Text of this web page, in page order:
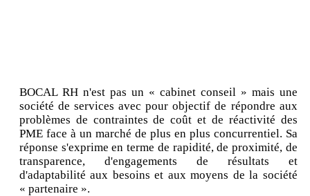
BOCAL RH n'est pas un « cabinet conseil » mais une
société de services avec pour objectif de répondre aux
problèmes de contraintes de coût et de réactivité des
PME face à un marché de plus en plus concurrentiel. Sa
réponse s'exprime en terme de rapidité, de proximité, de
transparence, d'engagements de résultats et
d'adaptabilité aux besoins et aux moyens de la société
« partenaire ».